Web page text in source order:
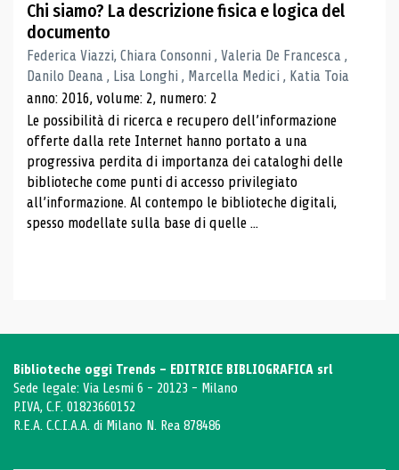
Chi siamo? La descrizione fisica e logica del
documento
Federica Viazzi, Chiara Consonni , Valeria De Francesca ,
Danilo Deana , Lisa Longhi , Marcella Medici , Katia Toia
anno: 2016, volume: 2, numero: 2
Le possibilità di ricerca e recupero dell’informazione
offerte dalla rete Internet hanno portato a una
progressiva perdita di importanza dei cataloghi delle
biblioteche come punti di accesso privilegiato
all’informazione. Al contempo le biblioteche digitali,
spesso modellate sulla base di quelle ...
Biblioteche oggi Trends - EDITRICE BIBLIOGRAFICA srl
Sede legale: Via Lesmi 6 - 20123 - Milano
P.IVA, C.F. 01823660152
R.E.A. C.C.I.A.A. di Milano N. Rea 878486